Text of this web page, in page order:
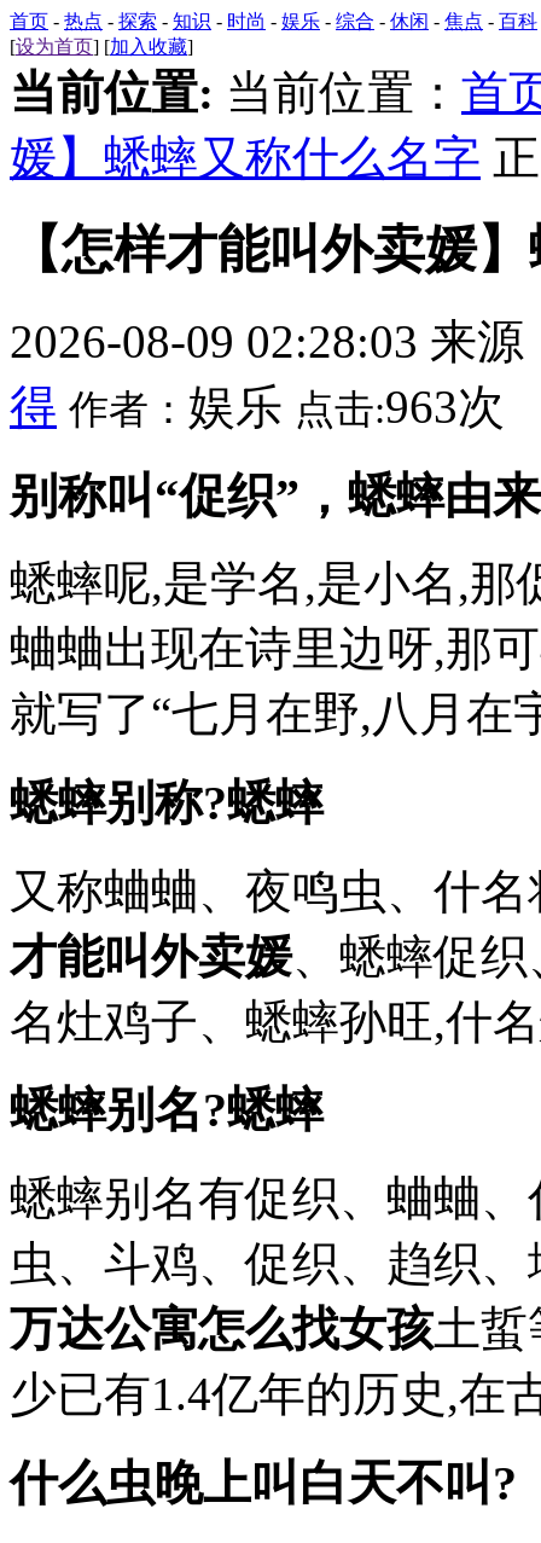
首页 - 热点 - 探索 - 知识 - 时尚 - 娱乐 - 综合 - 休闲 - 焦点 - 百科
[设为首页] [加入收藏]
当前位置: 当前位置： 首
媛】蟋蟀又称什么名字
【怎样才能叫外卖媛
2026-08-09 02:28:03 来源
得 作者： 娱乐 点击:963次
别称叫“促织”，蟋蟀由
蟋蟀呢,是学名,是小名,那
蛐蛐出现在诗里边呀,那
就写了“七月在野,八月在
蟋蟀别称?蟋蟀
又称蛐蛐、夜鸣虫、什
才能叫外卖媛、蟋蟀促
名灶鸡子、蟋蟀孙旺,什名
蟋蟀别名?蟋蟀
蟋蟀别名有促织、蛐蛐
虫、斗鸡、促织、趋织
万达公寓怎么找女孩土
少已有1.4亿年的历史,在
什么虫晚上叫白天不叫?